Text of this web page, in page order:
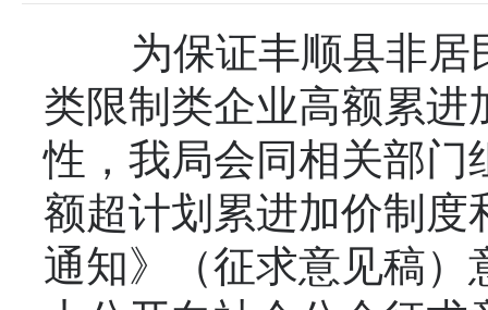
为保证丰顺县非居
类限制类企业高额累进
性，我局会同相关部门
额超计划累进加价制度
通知》（征求意见稿）